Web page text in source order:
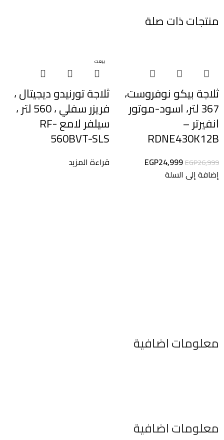
منتجات ذات صلة
ثلاجة بيكو نوفروست،
367 لتر، اسود-موتور
انفيرتر –
RDNE430K12B
EGP26,999
EGP24,999
إضافة إلى السلة
بيعت
ثلاجة تورنيدو ديجيتال ،
فريزر سفلي ، 560 لتر ،
سيلفر لامع RF-
560BVT-SLS
قراءة المزيد
معلومات اضافية
معلومات اضافية